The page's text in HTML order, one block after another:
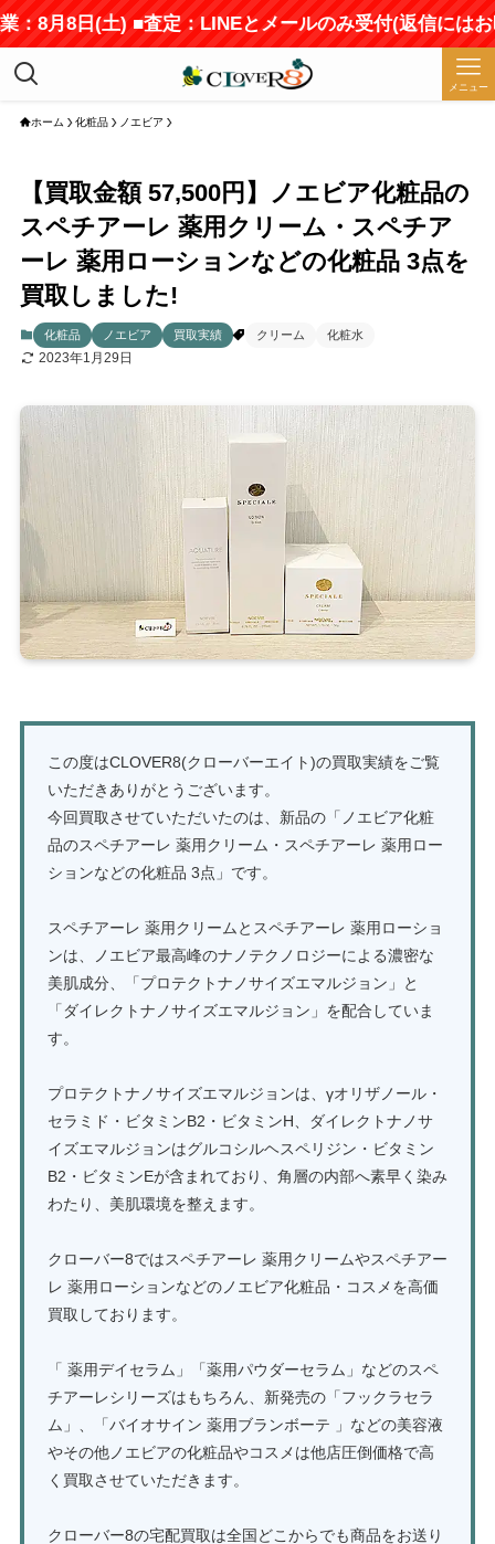
：8月8日(土) ■査定：LINEとメールのみ受付(返信にはお
メニュー
ホーム 化粧品 ノエビア
【買取金額 57,500円】ノエビア化粧品の
スペチアーレ 薬用クリーム・スペチア
ーレ 薬用ローションなどの化粧品 3点を
買取しました!
化粧品 ノエビア 買取実績 クリーム 化粧水
2023年1月29日
この度はCLOVER8(クローバーエイト)の買取実績をご覧
いただきありがとうございます。
今回買取させていただいたのは、新品の「ノエビア化粧
品のスペチアーレ 薬用クリーム・スペチアーレ 薬用ロー
ションなどの化粧品 3点」です。
スペチアーレ 薬用クリームとスペチアーレ 薬用ローショ
ンは、ノエビア最高峰のナノテクノロジーによる濃密な
美肌成分、「プロテクトナノサイズエマルジョン」と
「ダイレクトナノサイズエマルジョン」を配合していま
す。
プロテクトナノサイズエマルジョンは、γオリザノール・
セラミド・ビタミンB2・ビタミンH、ダイレクトナノサ
イズエマルジョンはグルコシルヘスペリジン・ビタミン
B2・ビタミンEが含まれており、角層の内部へ素早く染み
わたり、美肌環境を整えます。
クローバー8ではスペチアーレ 薬用クリームやスペチアー
レ 薬用ローションなどのノエビア化粧品・コスメを高価
買取しております。
「 薬用デイセラム」「薬用パウダーセラム」などのスペ
チアーレシリーズはもちろん、新発売の「フックラセラ
ム」、「バイオサイン 薬用ブランボーテ 」などの美容液
やその他ノエビアの化粧品やコスメは他店圧倒価格で高
く買取させていただきます。
クローバー8の宅配買取は全国どこからでも商品をお送り